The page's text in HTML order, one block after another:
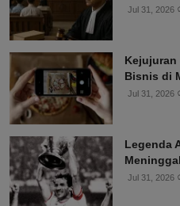
Jul 31, 2026
Kejujuran
Bisnis di
Jul 31, 2026
Legenda
Jul 31, 2026